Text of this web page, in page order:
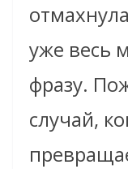
уже весь
фразу.
случай,